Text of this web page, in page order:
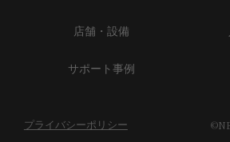
店舗・設備
サポート事例
プライバシーポリシー